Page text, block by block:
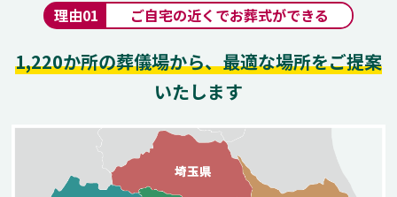
理由01 ご自宅の近くでお葬式ができる
1,220か所の葬儀場から、最適な場所をご提案
いたします